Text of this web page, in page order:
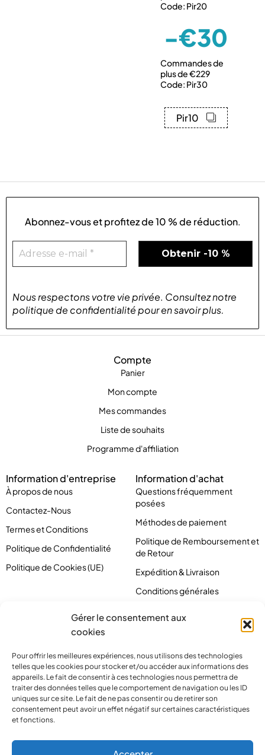
Gérer le consentement aux
cookies
Pour offrir les meilleures expériences, nous utilisons des technologies
telles que les cookies pour stocker et/ou accéder aux informations des
appareils. Le fait de consentir à ces technologies nous permettra de
traiter des données telles que le comportement de navigation ou les ID
uniques sur ce site. Le fait de ne pas consentir ou de retirer son
consentement peut avoir un effet négatif sur certaines caractéristiques
et fonctions.
Code: Pir20
-€30
Commandes de
plus de €229
Code: Pir30
Pir10
contact@pirlove.com
Compte
Panier
Mon compte
Mes commandes
Liste de souhaits
Programme d'affiliation
Information d'entreprise
À propos de nous
Contactez-Nous
Termes et Conditions
Politique de Confidentialité
Politique de Cookies (UE)
Information d'achat
Questions fréquemment
posées
Méthodes de paiement
Politique de Remboursement et
de Retour
Expédition & Livraison
Conditions générales
Abonnez-vous et profitez de10 % de réduction.
Nous respectons votre vie privée. Consultez notre
politique de confidentialitépouren savoir plus.